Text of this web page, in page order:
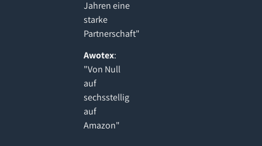
Jahren eine
starke
Partnerschaft"
Awotex:
"Von Null
auf
sechsstellig
auf
Amazon"